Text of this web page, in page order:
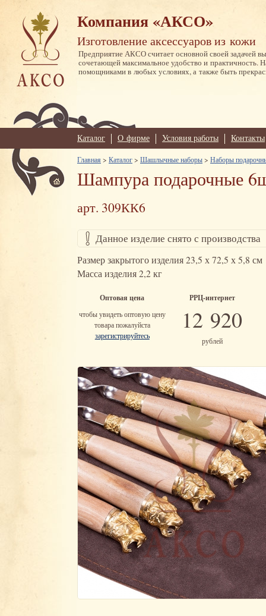
Компания «АКСО»
Изготовление аксессуаров из кожи
Предприятие АКСО считает основной своей задачей
сочетающей максимальное удобство и практичность.
помощниками в любых условиях, а также быть
Каталог О фирме Условия работы Контакты
Главная > Каталог> Шашлычные наборы> Наборы
Шампура подарочные
арт. 309КК6
Данное изделие снято с производства
Размер закрытого изделия 23,5 х 72,5 х 5,8 см
Масса изделия 2,2 кг
Оптовая цена
чтобы увидеть оптовую цену
товара пожалуйста
зарегистрируйтесь
РРЦ-интернет
12 920
рублей